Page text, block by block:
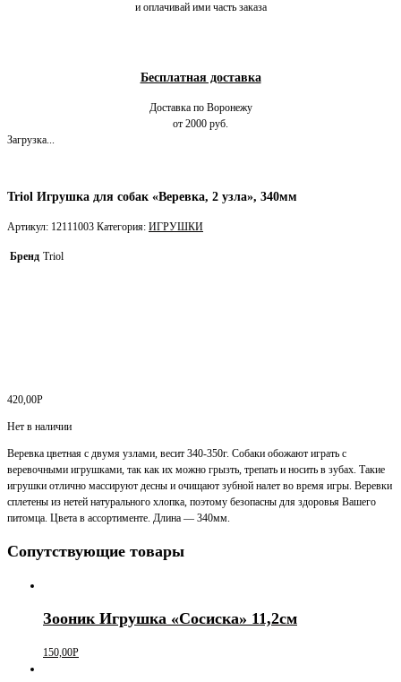
и оплачивай ими часть заказа
Бесплатная доставка
Доставка по Воронежу
от 2000 руб.
Загрузка...
Triol Игрушка для собак «Веревка, 2 узла», 340мм
Артикул: 12111003 Категория: ИГРУШКИ
Бренд Triol
420,00Р
Нет в наличии
Веревка цветная с двумя узлами, весит 340-350г. Собаки обожают играть с
веревочными игрушками, так как их можно грызть, трепать и носить в зубах. Такие
игрушки отлично массируют десны и очищают зубной налет во время игры. Веревки
сплетены из нетей натурального хлопка, поэтому безопасны для здоровья Вашего
питомца. Цвета в ассортименте. Длина — 340мм.
Сопутствующие товары
Зооник Игрушка «Сосиска» 11,2см
150,00Р